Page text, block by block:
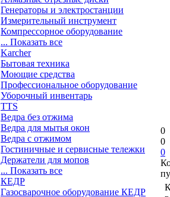
Генераторы и электростанции
Измерительный инструмент
Компрессорное оборудование
... Показать все
Karcher
Бытовая техника
Моющие средства
Профессиональное оборудование
Уборочный инвентарь
TTS
Ведра без отжима
Ведра для мытья окон
Ведра с отжимом
Гостиничные и сервисные тележки
Держатели для мопов
... Показать все
КЕДР
Газосварочное оборудование КЕДР
0
0
0